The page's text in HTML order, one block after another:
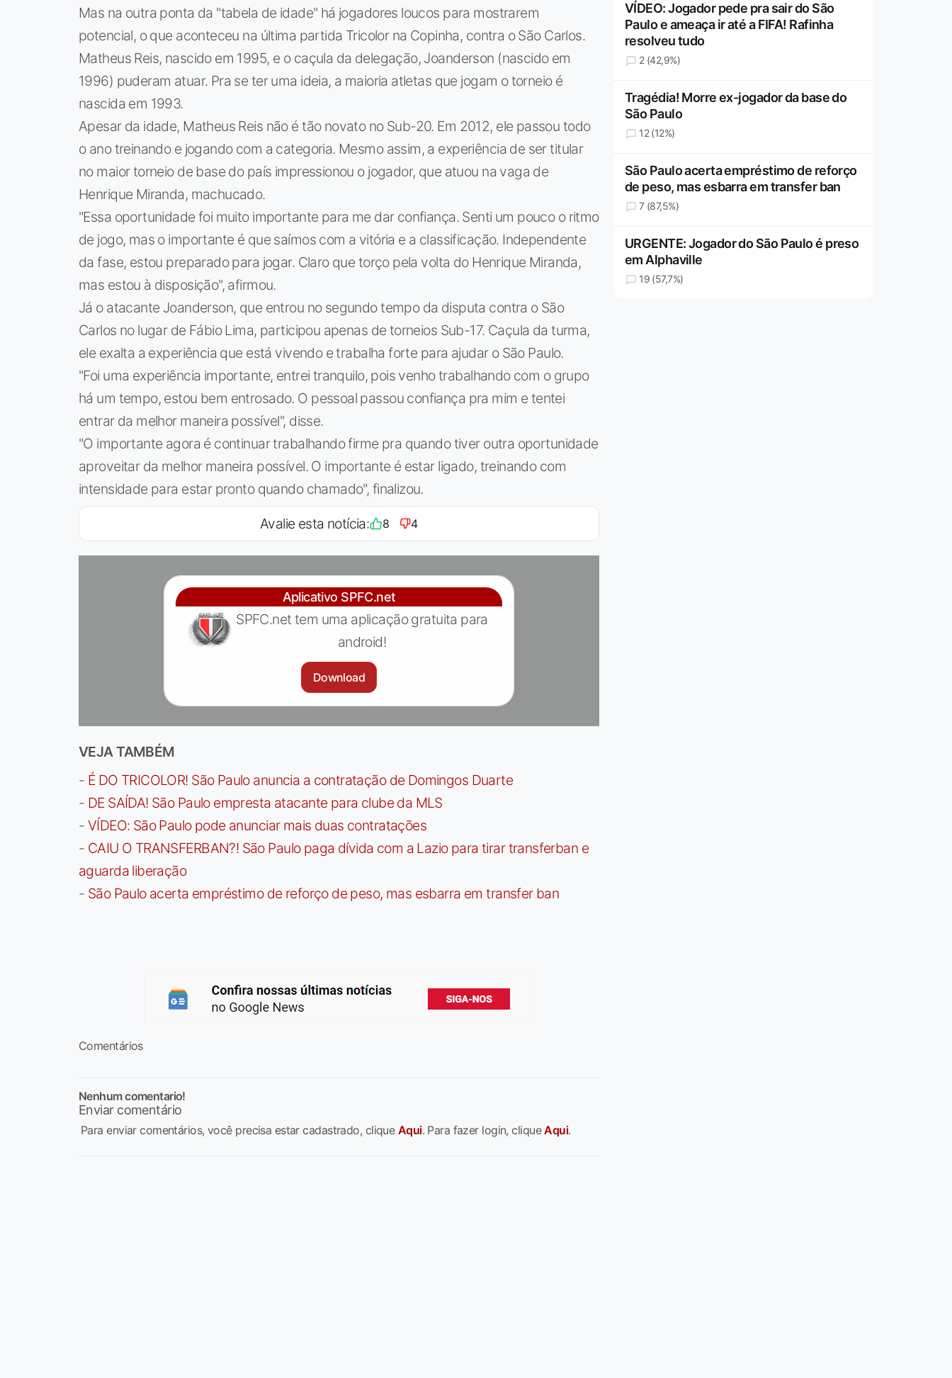
Mas na outra ponta da "tabela de idade" há jogadores loucos para mostrarem
potencial, o que aconteceu na última partida Tricolor na Copinha, contra o São Carlos.
Matheus Reis, nascido em 1995, e o caçula da delegação, Joanderson (nascido em
1996) puderam atuar. Pra se ter uma ideia, a maioria atletas que jogam o torneio é
nascida em 1993.
Apesar da idade, Matheus Reis não é tão novato no Sub-20. Em 2012, ele passou todo
o ano treinando e jogando com a categoria. Mesmo assim, a experiência de ser titular
no maior torneio de base do país impressionou o jogador, que atuou na vaga de
Henrique Miranda, machucado.
"Essa oportunidade foi muito importante para me dar confiança. Senti um pouco o ritmo
de jogo, mas o importante é que saímos com a vitória e a classificação. Independente
da fase, estou preparado para jogar. Claro que torço pela volta do Henrique Miranda,
mas estou à disposição", afirmou.
Já o atacante Joanderson, que entrou no segundo tempo da disputa contra o São
Carlos no lugar de Fábio Lima, participou apenas de torneios Sub-17. Caçula da turma,
ele exalta a experiência que está vivendo e trabalha forte para ajudar o São Paulo.
"Foi uma experiência importante, entrei tranquilo, pois venho trabalhando com o grupo
há um tempo, estou bem entrosado. O pessoal passou confiança pra mim e tentei
entrar da melhor maneira possível", disse.
"O importante agora é continuar trabalhando firme pra quando tiver outra oportunidade
aproveitar da melhor maneira possível. O importante é estar ligado, treinando com
intensidade para estar pronto quando chamado", finalizou.
Avalie esta notícia: 8 4
Aplicativo SPFC.net
SPFC.net tem uma aplicação gratuita para
android!
Download
VEJA TAMBÉM
- É DO TRICOLOR! São Paulo anuncia a contratação de Domingos Duarte
- DE SAÍDA! São Paulo empresta atacante para clube da MLS
- VÍDEO: São Paulo pode anunciar mais duas contratações
- CAIU O TRANSFERBAN?! São Paulo paga dívida com a Lazio para tirar transferban e
aguarda liberação
- São Paulo acerta empréstimo de reforço de peso, mas esbarra em transfer ban
Comentários
Nenhum comentario!
Enviar comentário
Para enviar comentários, você precisa estar cadastrado, clique Aqui. Para fazer login, cliqueAqui.
VÍDEO: Jogador pede pra sair do São
Paulo e ameaça ir até a FIFA! Rafinha
resolveu tudo
2 (42,9%)
Tragédia! Morre ex-jogador da base do
São Paulo
12 (12%)
São Paulo acerta empréstimo de reforço
de peso, mas esbarra em transfer ban
7 (87,5%)
URGENTE: Jogador do São Paulo é preso
em Alphaville
19 (57,7%)